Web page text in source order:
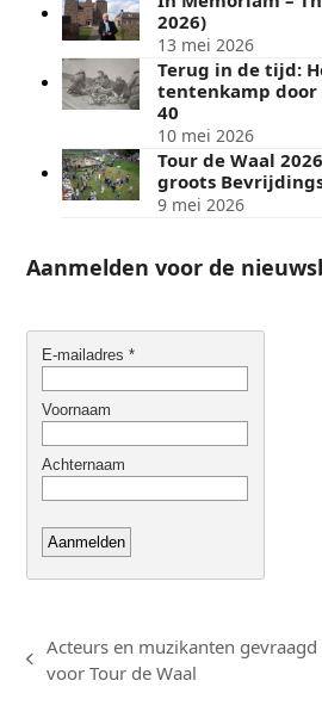
2026)
13 mei 2026
Terug in de tijd:
tentenkamp door
40
10 mei 2026
Tour de Waal
groots
9 mei 2026
Aanmelden voor de
previous
Acteurs en muzikanten gevraagd
voor Tour de Waal